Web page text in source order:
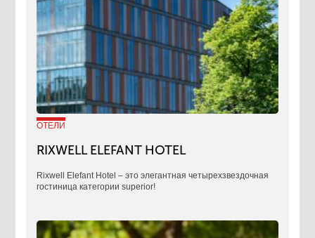
ОТЕЛИ
RIXWELL ELEFANT HOTEL
Rixwell Elefant Hotel ‒ это элегантная четырехзвездочная
гостиница категории superior!